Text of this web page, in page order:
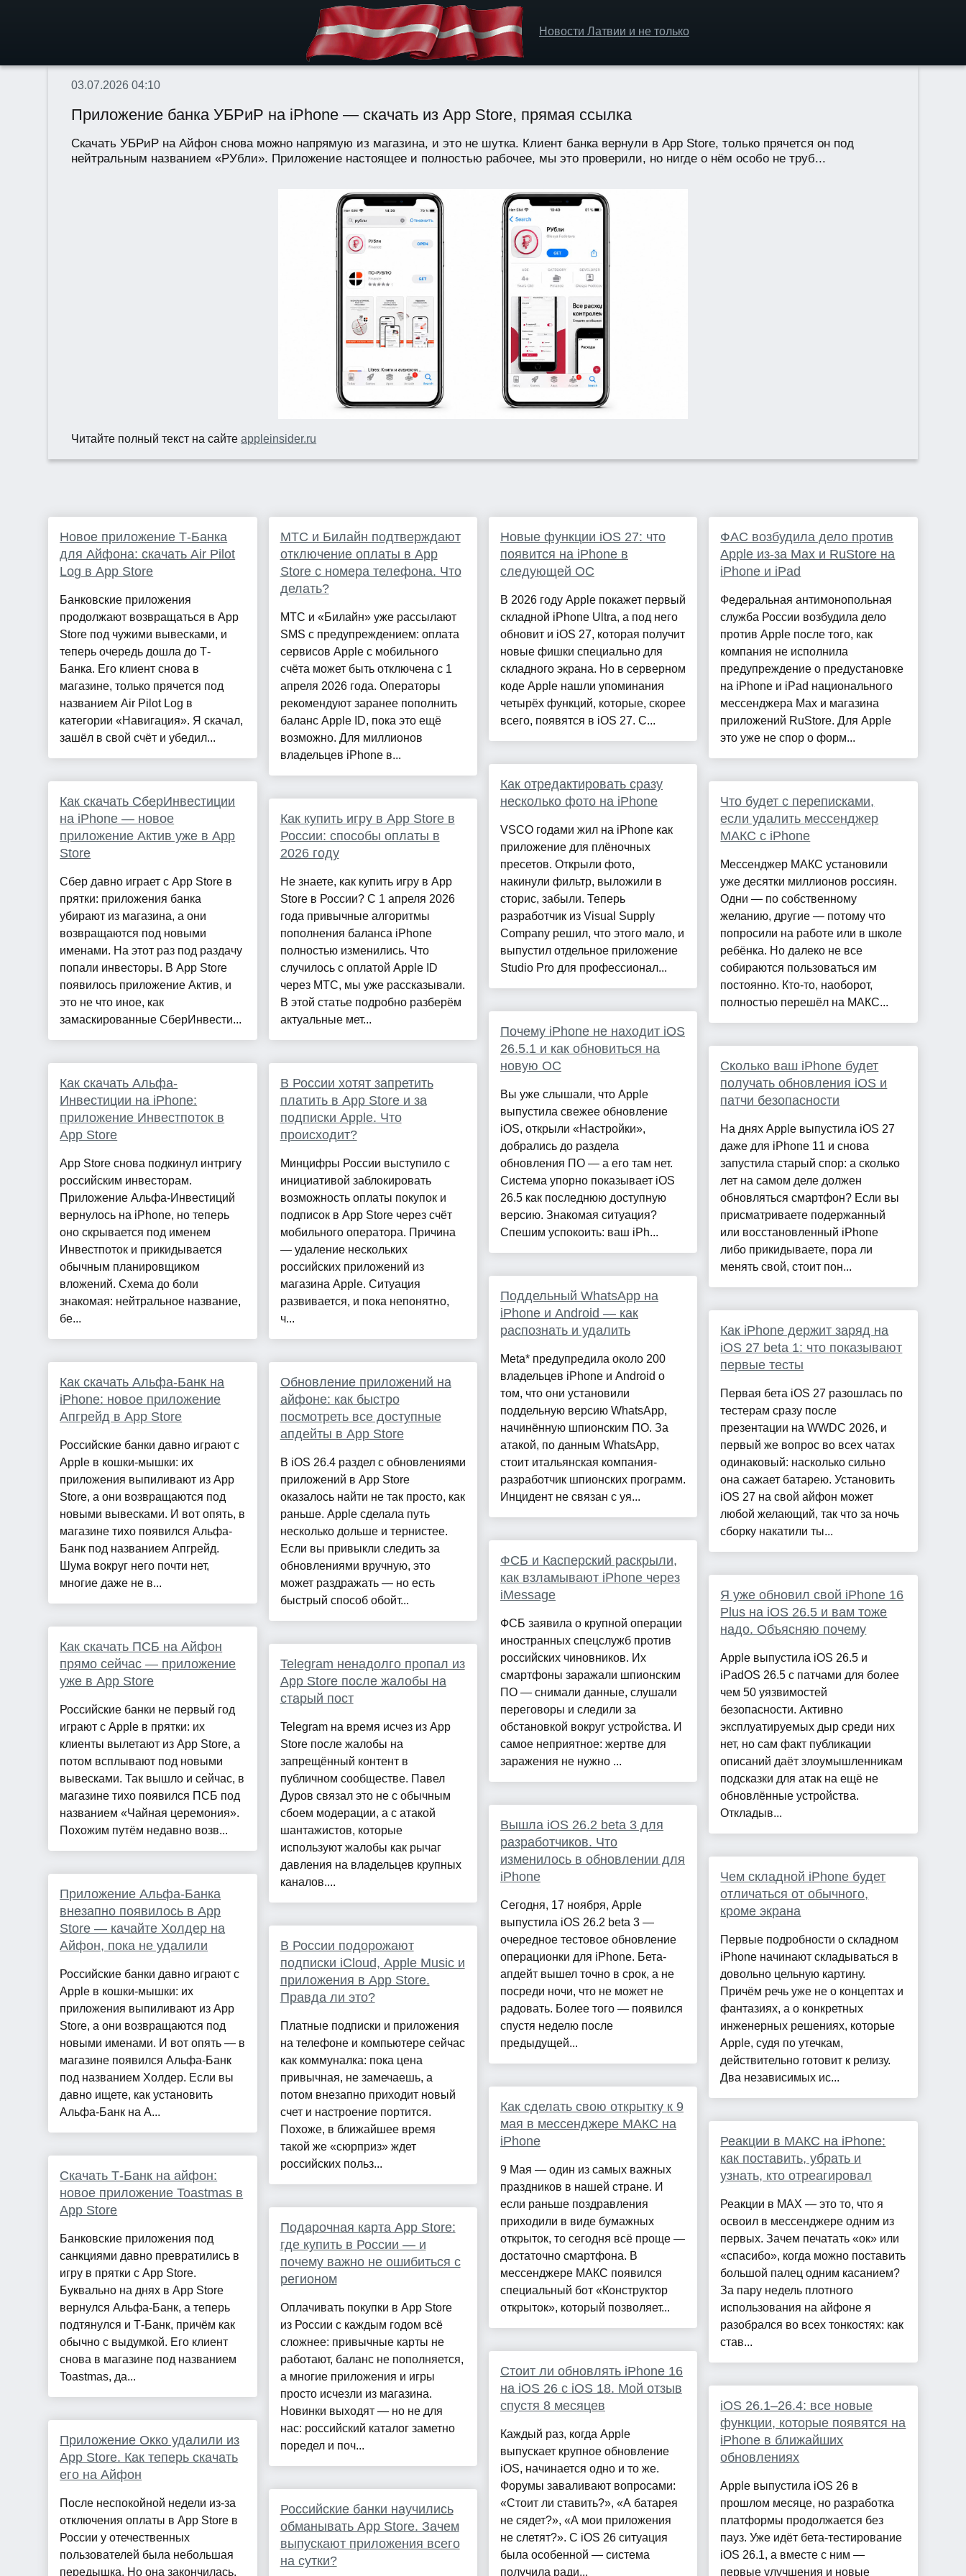
Новости Латвии и не только
03.07.2026 04:10
Приложение банка УБРиР на iPhone — скачать из App Store, прямая ссылка
Скачать УБРиР на Айфон снова можно напрямую из магазина, и это не шутка. Клиент банка вернули в App Store, только прячется он под
нейтральным названием «РУбли». Приложение настоящее и полностью рабочее, мы это проверили, но нигде о нём особо не труб...
Читайте полный текст на сайтеappleinsider.ru
Новое приложение Т-Банка
для Айфона: скачать Air Pilot
Log в App Store
Банковские приложения
продолжают возвращаться в App
Store под чужими вывесками, и
теперь очередь дошла до Т-
Банка. Его клиент снова в
магазине, только прячется под
названием Air Pilot Log в
категории «Навигация». Я скачал,
зашёл в свой счёт и убедил...
Как скачать СберИнвестиции
на iPhone — новое
приложение Актив уже в App
Store
Сбер давно играет с App Store в
прятки: приложения банка
убирают из магазина, а они
возвращаются под новыми
именами. На этот раз под раздачу
попали инвесторы. В App Store
появилось приложение Актив, и
это не что иное, как
замаскированные СберИнвести...
Как скачать Альфа-
Инвестиции на iPhone:
приложение Инвестпоток в
App Store
App Store снова подкинул интригу
российским инвесторам.
Приложение Альфа-Инвестиций
вернулось на iPhone, но теперь
оно скрывается под именем
Инвестпоток и прикидывается
обычным планировщиком
вложений. Схема до боли
знакомая: нейтральное название,
бе...
Как скачать Альфа-Банк на
iPhone: новое приложение
Апгрейд в App Store
Российские банки давно играют с
Apple в кошки-мышки: их
приложения выпиливают из App
Store, а они возвращаются под
новыми вывесками. И вот опять, в
магазине тихо появился Альфа-
Банк под названием Апгрейд.
Шума вокруг него почти нет,
многие даже не в...
Как скачать ПСБ на Айфон
прямо сейчас — приложение
уже в App Store
Российские банки не первый год
играют с Apple в прятки: их
клиенты вылетают из App Store, а
потом всплывают под новыми
вывесками. Так вышло и сейчас, в
магазине тихо появился ПСБ под
названием «Чайная церемония».
Похожим путём недавно возв...
Приложение Альфа-Банка
внезапно появилось в App
Store — качайте Холдер на
Айфон, пока не удалили
Российские банки давно играют с
Apple в кошки-мышки: их
приложения выпиливают из App
Store, а они возвращаются под
новыми именами. И вот опять — в
магазине появился Альфа-Банк
под названием Холдер. Если вы
давно ищете, как установить
Альфа-Банк на А...
Скачать Т-Банк на айфон:
новое приложение Toastmas в
App Store
Банковские приложения под
санкциями давно превратились в
игру в прятки с App Store.
Буквально на днях в App Store
вернулся Альфа-Банк, а теперь
подтянулся и Т-Банк, причём как
обычно с выдумкой. Его клиент
снова в магазине под названием
Toastmas, да...
Приложение Окко удалили из
App Store. Как теперь скачать
его на Айфон
После неспокойной недели из-за
отключения оплаты в App Store в
России у отечественных
пользователей была небольшая
передышка. Но она закончилась.
МТС и Билайн подтверждают
отключение оплаты в App
Store с номера телефона. Что
делать?
МТС и «Билайн» уже рассылают
SMS с предупреждением: оплата
сервисов Apple с мобильного
счёта может быть отключена с 1
апреля 2026 года. Операторы
рекомендуют заранее пополнить
баланс Apple ID, пока это ещё
возможно. Для миллионов
владельцев iPhone в...
Как купить игру в App Store в
России: способы оплаты в
2026 году
Не знаете, как купить игру в App
Store в России? С 1 апреля 2026
года привычные алгоритмы
пополнения баланса iPhone
полностью изменились. Что
случилось с оплатой Apple ID
через МТС, мы уже рассказывали.
В этой статье подробно разберём
актуальные мет...
В России хотят запретить
платить в App Store и за
подписки Apple. Что
происходит?
Минцифры России выступило с
инициативой заблокировать
возможность оплаты покупок и
подписок в App Store через счёт
мобильного оператора. Причина
— удаление нескольких
российских приложений из
магазина Apple. Ситуация
развивается, и пока непонятно,
ч...
Обновление приложений на
айфоне: как быстро
посмотреть все доступные
апдейты в App Store
В iOS 26.4 раздел с обновлениями
приложений в App Store
оказалось найти не так просто, как
раньше. Apple сделала путь
несколько дольше и тернистее.
Если вы привыкли следить за
обновлениями вручную, это
может раздражать — но есть
быстрый способ обойт...
Telegram ненадолго пропал из
App Store после жалобы на
старый пост
Telegram на время исчез из App
Store после жалобы на
запрещённый контент в
публичном сообществе. Павел
Дуров связал это не с обычным
сбоем модерации, а с атакой
шантажистов, которые
используют жалобы как рычаг
давления на владельцев крупных
каналов....
В России подорожают
подписки iCloud, Apple Music и
приложения в App Store.
Правда ли это?
Платные подписки и приложения
на телефоне и компьютере сейчас
как коммуналка: пока цена
привычная, не замечаешь, а
потом внезапно приходит новый
счет и настроение портится.
Похоже, в ближайшее время
такой же «сюрприз» ждет
российских польз...
Подарочная карта App Store:
где купить в России — и
почему важно не ошибиться с
регионом
Оплачивать покупки в App Store
из России с каждым годом всё
сложнее: привычные карты не
работают, баланс не пополняется,
а многие приложения и игры
просто исчезли из магазина.
Новинки выходят — но не для
нас: российский каталог заметно
поредел и поч...
Российские банки научились
обманывать App Store. Зачем
выпускают приложения всего
на сутки?
Новые функции iOS 27: что
появится на iPhone в
следующей ОС
В 2026 году Apple покажет первый
складной iPhone Ultra, а под него
обновит и iOS 27, которая получит
новые фишки специально для
складного экрана. Но в серверном
коде Apple нашли упоминания
четырёх функций, которые, скорее
всего, появятся в iOS 27. С...
Как отредактировать сразу
несколько фото на iPhone
VSCO годами жил на iPhone как
приложение для плёночных
пресетов. Открыли фото,
накинули фильтр, выложили в
сторис, забыли. Теперь
разработчик из Visual Supply
Company решил, что этого мало, и
выпустил отдельное приложение
Studio Pro для профессионал...
Почему iPhone не находит iOS
26.5.1 и как обновиться на
новую ОС
Вы уже слышали, что Apple
выпустила свежее обновление
iOS, открыли «Настройки»,
добрались до раздела
обновления ПО — а его там нет.
Система упорно показывает iOS
26.5 как последнюю доступную
версию. Знакомая ситуация?
Спешим успокоить: ваш iPh...
Поддельный WhatsApp на
iPhone и Android — как
распознать и удалить
Meta* предупредила около 200
владельцев iPhone и Android о
том, что они установили
поддельную версию WhatsApp,
начинённую шпионским ПО. За
атакой, по данным WhatsApp,
стоит итальянская компания-
разработчик шпионских программ.
Инцидент не связан с уя...
ФСБ и Касперский раскрыли,
как взламывают iPhone через
iMessage
ФСБ заявила о крупной операции
иностранных спецслужб против
российских чиновников. Их
смартфоны заражали шпионским
ПО — снимали данные, слушали
переговоры и следили за
обстановкой вокруг устройства. И
самое неприятное: жертве для
заражения не нужно ...
Вышла iOS 26.2 beta 3 для
разработчиков. Что
изменилось в обновлении для
iPhone
Сегодня, 17 ноября, Apple
выпустила iOS 26.2 beta 3 —
очередное тестовое обновление
операционки для iPhone. Бета-
апдейт вышел точно в срок, а не
посреди ночи, что не может не
радовать. Более того — появился
спустя неделю после
предыдущей...
Как сделать свою открытку к 9
мая в мессенджере МАКС на
iPhone
9 Мая — один из самых важных
праздников в нашей стране. И
если раньше поздравления
приходили в виде бумажных
открыток, то сегодня всё проще —
достаточно смартфона. В
мессенджере МАКС появился
специальный бот «Конструктор
открыток», который позволяет...
Стоит ли обновлять iPhone 16
на iOS 26 с iOS 18. Мой отзыв
спустя 8 месяцев
Каждый раз, когда Apple
выпускает крупное обновление
iOS, начинается одно и то же.
Форумы заваливают вопросами:
«Стоит ли ставить?», «А батарея
не сядет?», «А мои приложения
не слетят?». С iOS 26 ситуация
была особенной — система
получила ради...
ФАС возбудила дело против
Apple из-за Max и RuStore на
iPhone и iPad
Федеральная антимонопольная
служба России возбудила дело
против Apple после того, как
компания не исполнила
предупреждение о предустановке
на iPhone и iPad национального
мессенджера Max и магазина
приложений RuStore. Для Apple
это уже не спор о форм...
Что будет с переписками,
если удалить мессенджер
МАКС с iPhone
Мессенджер МАКС установили
уже десятки миллионов россиян.
Одни — по собственному
желанию, другие — потому что
попросили на работе или в школе
ребёнка. Но далеко не все
собираются пользоваться им
постоянно. Кто-то, наоборот,
полностью перешёл на МАКС...
Сколько ваш iPhone будет
получать обновления iOS и
патчи безопасности
На днях Apple выпустила iOS 27
даже для iPhone 11 и снова
запустила старый спор: а сколько
лет на самом деле должен
обновляться смартфон? Если вы
присматриваете подержанный
или восстановленный iPhone
либо прикидываете, пора ли
менять свой, стоит пон...
Как iPhone держит заряд на
iOS 27 beta 1: что показывают
первые тесты
Первая бета iOS 27 разошлась по
тестерам сразу после
презентации на WWDC 2026, и
первый же вопрос во всех чатах
одинаковый: насколько сильно
она сажает батарею. Установить
iOS 27 на свой айфон может
любой желающий, так что за ночь
сборку накатили ты...
Я уже обновил свой iPhone 16
Plus на iOS 26.5 и вам тоже
надо. Объясняю почему
Apple выпустила iOS 26.5 и
iPadOS 26.5 с патчами для более
чем 50 уязвимостей
безопасности. Активно
эксплуатируемых дыр среди них
нет, но сам факт публикации
описаний даёт злоумышленникам
подсказки для атак на ещё не
обновлённые устройства.
Откладыв...
Чем складной iPhone будет
отличаться от обычного,
кроме экрана
Первые подробности о складном
iPhone начинают складываться в
довольно цельную картину.
Причём речь уже не о концептах и
фантазиях, а о конкретных
инженерных решениях, которые
Apple, судя по утечкам,
действительно готовит к релизу.
Два независимых ис...
Реакции в МАКС на iPhone:
как поставить, убрать и
узнать, кто отреагировал
Реакции в MAX — это то, что я
освоил в мессенджере одним из
первых. Зачем печатать «ок» или
«спасибо», когда можно поставить
большой палец одним касанием?
За пару недель плотного
использования на айфоне я
разобрался во всех тонкостях: как
став...
iOS 26.1–26.4: все новые
функции, которые появятся на
iPhone в ближайших
обновлениях
Apple выпустила iOS 26 в
прошлом месяце, но разработка
платформы продолжается без
пауз. Уже идёт бета-тестирование
iOS 26.1, а вместе с ним —
первые улучшения и новые